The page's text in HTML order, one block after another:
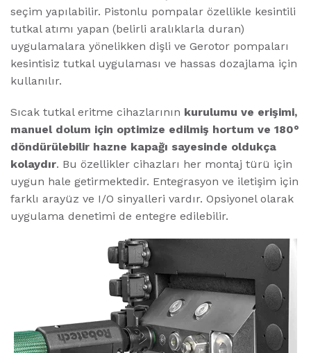
seçim yapılabilir. Pistonlu pompalar özellikle kesintili
tutkal atımı yapan (belirli aralıklarla duran)
uygulamalara yönelikken dişli ve Gerotor pompaları
kesintisiz tutkal uygulaması ve hassas dozajlama için
kullanılır.
Sıcak tutkal eritme cihazlarının kurulumu ve erişimi,
manuel dolum için optimize edilmiş hortum ve 180°
döndürülebilir hazne kapağı sayesinde oldukça
kolaydır. Bu özellikler cihazları her montaj türü için
uygun hale getirmektedir. Entegrasyon ve iletişim için
farklı arayüz ve I/O sinyalleri vardır. Opsiyonel olarak
uygulama denetimi de entegre edilebilir.